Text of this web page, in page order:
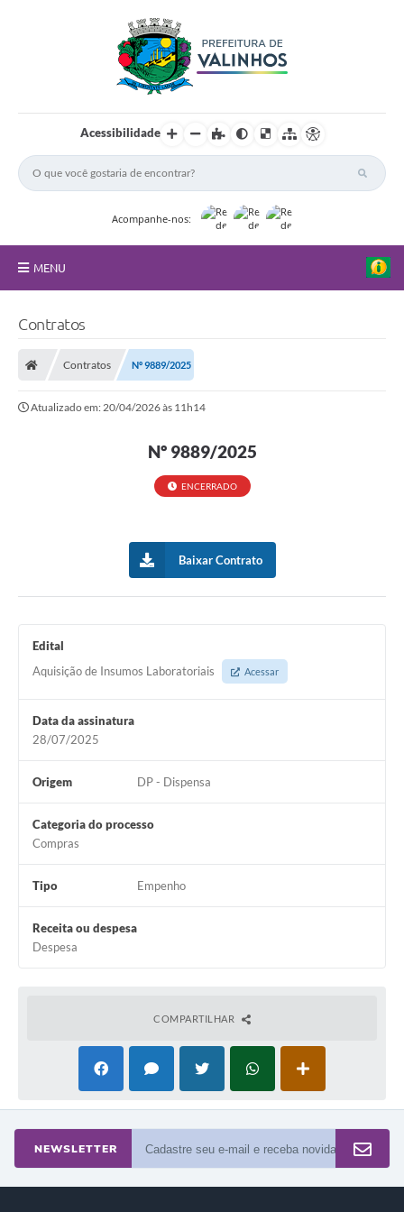
Acessibilidade
Acompanhe-nos:
MENU
Secretarias
Programa Famílias Fortes
Contratação de estagiário - estudante de Direito -
Procuradoria do Município de Valinhos
Vagas de emprego no PAT Valinhos
Galeria de Fotos
Audiências Públicas
Carta de Serviços
Turismo
Obras
Galeria de Vídeos
Contas Públicas
Links
Serviços Online
Contratos
Contratos Nº 9889/2025
Atualizado em: 20/04/2026 às 11h14
Nº 9889/2025
ENCERRADO
Baixar Contrato
Edital
Aquisição de Insumos Laboratoriais
Acessar
Data da assinatura
28/07/2025
Origem DP - Dispensa
Categoria do processo
Compras
Tipo Empenho
Receita ou despesa
Despesa
COMPARTILHAR
NEWSLETTER